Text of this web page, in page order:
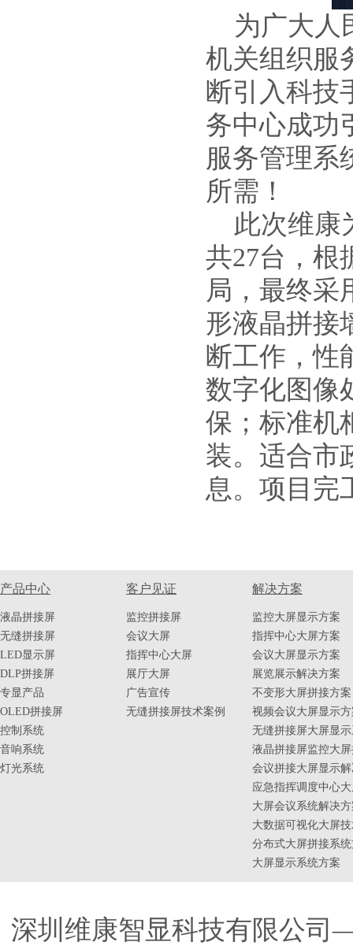
为广大人
机关组织服
断引入科技
务中心成功
服务管理系
所需！
此次维康
共27台，根
局，最终采
形液晶拼接
断工作，性
数字化图像
保；标准机
装。适合市
息。项目完
产品中心
液晶拼接屏
无缝拼接屏
LED显示屏
DLP拼接屏
专显产品
OLED拼接屏
控制系统
音响系统
灯光系统
客户见证
监控拼接屏
会议大屏
指挥中心大屏
展厅大屏
广告宣传
无缝拼接屏技术案例
解决方案
监控大屏显示方案
指挥中心大屏方案
会议大屏显示方案
展览展示解决方案
不变形大屏拼接方案
视频会议大屏显示
无缝拼接屏大屏显
液晶拼接屏监控大
会议拼接大屏显示
应急指挥调度中心
大屏会议系统解决
大数据可视化大屏
分布式大屏拼接系
大屏显示系统方案
深圳维康智显科技有限公